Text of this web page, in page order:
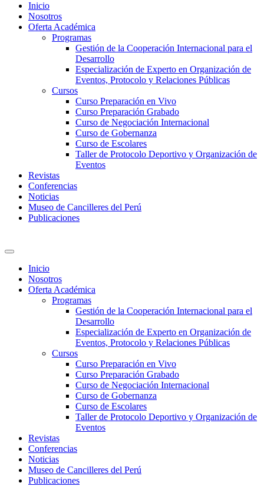
Inicio
Nosotros
Oferta Académica
Programas
Gestión de la Cooperación Internacional para el
Desarrollo
Especialización de Experto en Organización de
Eventos, Protocolo y Relaciones Públicas
Cursos
Curso Preparación en Vivo
Curso Preparación Grabado
Curso de Negociación Internacional
Curso de Gobernanza
Curso de Escolares
Taller de Protocolo Deportivo y Organización de
Eventos
Revistas
Conferencias
Noticias
Museo de Cancilleres del Perú
Publicaciones
Inicio
Nosotros
Oferta Académica
Programas
Gestión de la Cooperación Internacional para el
Desarrollo
Especialización de Experto en Organización de
Eventos, Protocolo y Relaciones Públicas
Cursos
Curso Preparación en Vivo
Curso Preparación Grabado
Curso de Negociación Internacional
Curso de Gobernanza
Curso de Escolares
Taller de Protocolo Deportivo y Organización de
Eventos
Revistas
Conferencias
Noticias
Museo de Cancilleres del Perú
Publicaciones